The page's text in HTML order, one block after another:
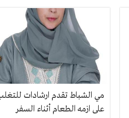
مي الشباط تقدم ارشادات
على ازمه الطعام أثناء السفر